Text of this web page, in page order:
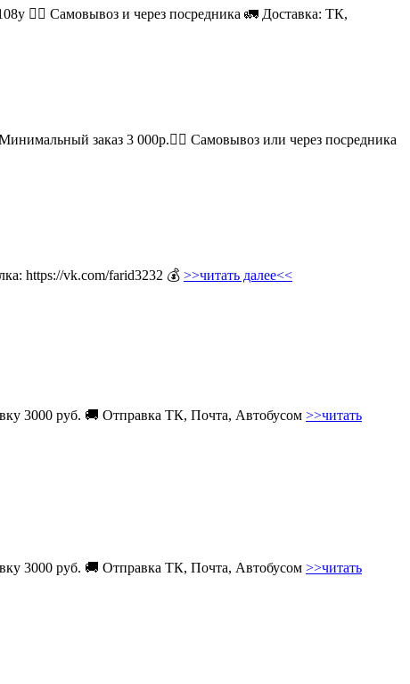
🚶‍♂ Самовывоз и через посредника 🚛 Доставка: ТК,
заказ 3 000р.🚶‍♀ Самовывоз или через посредника
https://vk.com/farid3232 💰 >>читать далее<<
3000 руб. 🚚 Отправка ТК, Почта, Автобусом >>читать
3000 руб. 🚚 Отправка ТК, Почта, Автобусом >>читать